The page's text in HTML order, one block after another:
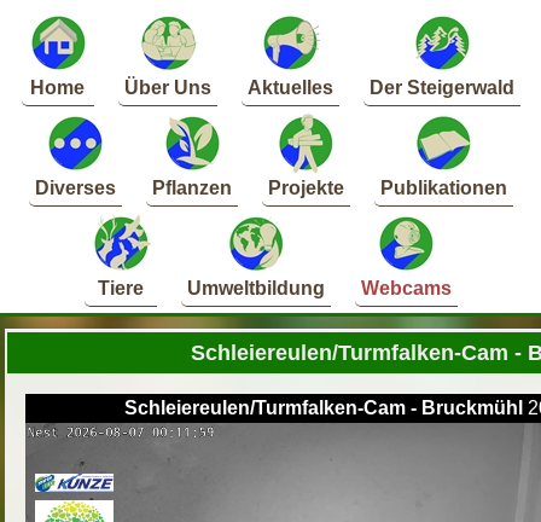
Home Über Uns Aktuelles Der Steigerwald
Diverses Pflanzen Projekte Publikationen
Tiere Umweltbildung Webcams
Schleiereulen/Turmfalken-Cam -
Schleiereulen/Turmfalken-Cam - Bruckmühl